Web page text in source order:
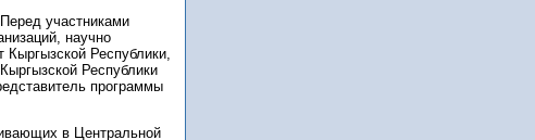
участниками
научно
Республики,
Республики
программы
в Центральной